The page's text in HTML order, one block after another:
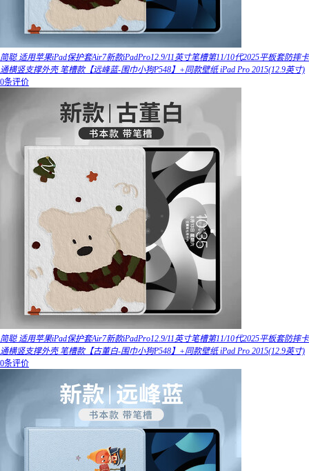
简聪 适用苹果iPad保护套Air7新款iPadPro12.9/11英寸笔槽第11/10代2025平板套防摔卡
通横竖支撑外壳 笔槽款【远峰蓝-围巾小狗P548】+同款壁纸 iPad Pro 2015(12.9英寸)
0条评价
简聪 适用苹果iPad保护套Air7新款iPadPro12.9/11英寸笔槽第11/10代2025平板套防摔卡
通横竖支撑外壳 笔槽款【古董白-围巾小狗P548】+同款壁纸 iPad Pro 2015(12.9英寸)
0条评价